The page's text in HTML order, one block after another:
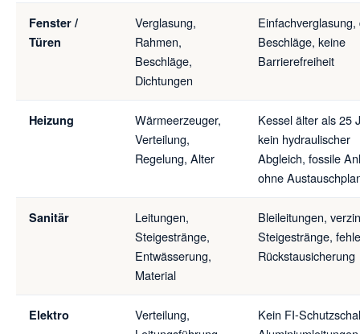
Fenster /
Türen
Verglasung,
Rahmen,
Beschläge,
Dichtungen
Einfachverglasung,
Beschläge, keine
Barrierefreiheit
Heizung
Wärmeerzeuger,
Verteilung,
Regelung, Alter
Kessel älter als 25
kein hydraulischer
Abgleich, fossile
ohne
Sanitär
Leitungen,
Steigestränge,
Entwässerung,
Material
Bleileitungen,
Steigestränge,
Rückstausicherung
Elektro
Verteilung,
Kein FI-